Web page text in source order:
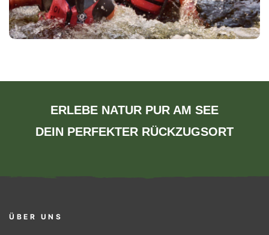
ERLEBE NATUR PUR AM SEE
DEIN PERFEKTER RÜCKZUGSORT
ÜBER UNS